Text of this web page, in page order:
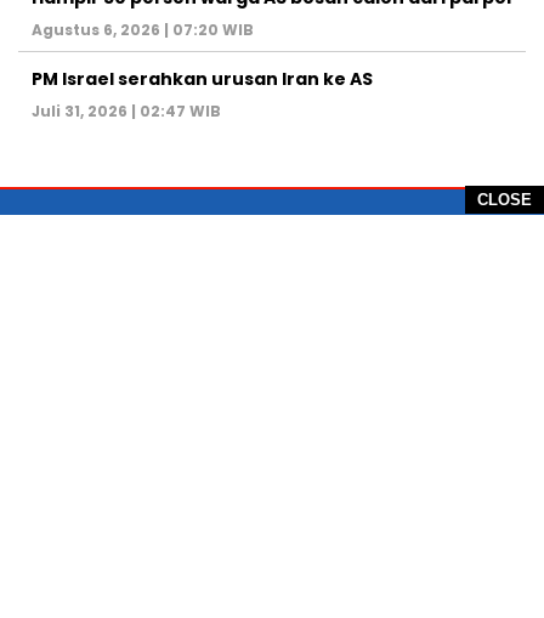
CLOSE
Agustus 6, 2026 | 07:20 WIB
PM Israel serahkan urusan Iran ke AS
Juli 31, 2026 | 02:47 WIB